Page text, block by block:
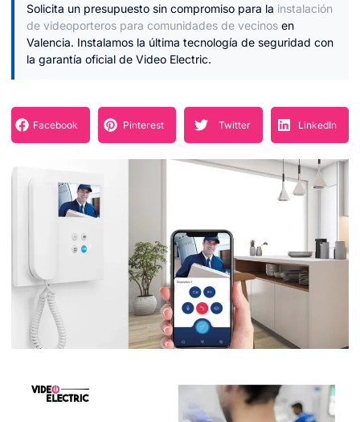
Solicita un presupuesto sin compromiso para la instalación
de videoporteros para comunidades de vecinos en
Valencia. Instalamos la última tecnología de seguridad con
la garantía oficial de Video Electric.
Facebook Pinterest Twitter LinkedIn